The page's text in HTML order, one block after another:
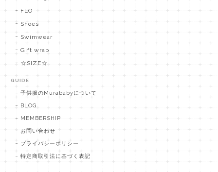
FLO
Shoes
Swimwear
Gift wrap
☆SIZE☆
GUIDE
子供服のMurababyについて
BLOG
MEMBERSHIP
お問い合わせ
プライバシーポリシー
特定商取引法に基づく表記